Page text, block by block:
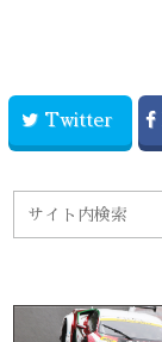
Twitter